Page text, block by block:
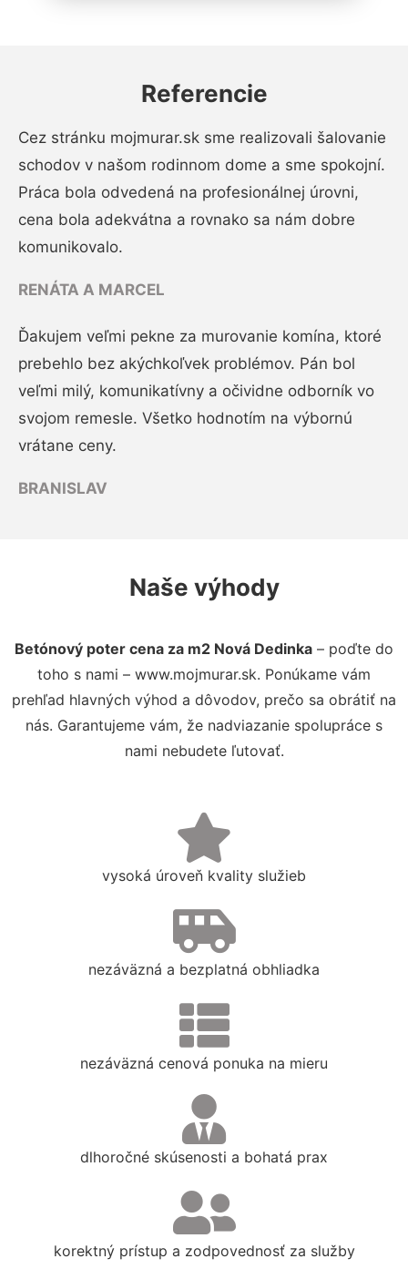
Referencie
Cez stránku mojmurar.sk sme realizovali šalovanie
schodov v našom rodinnom dome a sme spokojní.
Práca bola odvedená na profesionálnej úrovni,
cena bola adekvátna a rovnako sa nám dobre
komunikovalo.
RENÁTA A MARCEL
Ďakujem veľmi pekne za murovanie komína, ktoré
prebehlo bez akýchkoľvek problémov. Pán bol
veľmi milý, komunikatívny a očividne odborník vo
svojom remesle. Všetko hodnotím na výbornú
vrátane ceny.
BRANISLAV
Naše výhody
Betónový poter cena za m2 Nová Dedinka – poďte do
toho s nami – www.mojmurar.sk. Ponúkame vám
prehľad hlavných výhod a dôvodov, prečo sa obrátiť na
nás. Garantujeme vám, že nadviazanie spolupráce s
nami nebudete ľutovať.
vysoká úroveň kvality služieb
nezáväzná a bezplatná obhliadka
nezáväzná cenová ponuka na mieru
dlhoročné skúsenosti a bohatá prax
korektný prístup a zodpovednosť za služby